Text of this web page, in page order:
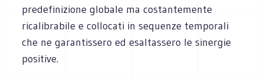
predefinizione globale ma costantemente
ricalibrabile e collocati in sequenze temporali
che ne garantissero ed esaltassero le sinergie
positive.